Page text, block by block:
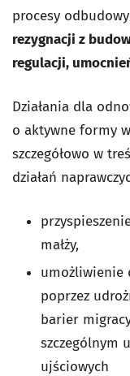
procesy
rezygnacji z
regulacji,
Działania dla
o aktywne formy
szczegółowo w
działań
małży,
umożliwienie
poprzez
barier
szczególnym
ujściowych